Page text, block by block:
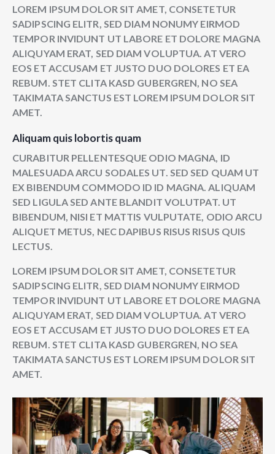
LOREM IPSUM DOLOR SIT AMET, CONSETETUR
SADIPSCING ELITR, SED DIAM NONUMY EIRMOD
TEMPOR INVIDUNT UT LABORE ET DOLORE MAGNA
ALIQUYAM ERAT, SED DIAM VOLUPTUA. AT VERO
EOS ET ACCUSAM ET JUSTO DUO DOLORES ET EA
REBUM. STET CLITA KASD GUBERGREN, NO SEA
TAKIMATA SANCTUS EST LOREM IPSUM DOLOR SIT
AMET.
Aliquam quis lobortis quam
CURABITUR PELLENTESQUE ODIO MAGNA, ID
MALESUADA ARCU SODALES UT. SED SED QUAM UT
EX BIBENDUM COMMODO ID ID MAGNA. ALIQUAM
SED LIGULA SED ANTE BLANDIT VOLUTPAT. UT
BIBENDUM, NISI ET MATTIS VULPUTATE, ODIO ARCU
ALIQUET METUS, NEC DAPIBUS RISUS RISUS QUIS
LECTUS.
LOREM IPSUM DOLOR SIT AMET, CONSETETUR
SADIPSCING ELITR, SED DIAM NONUMY EIRMOD
TEMPOR INVIDUNT UT LABORE ET DOLORE MAGNA
ALIQUYAM ERAT, SED DIAM VOLUPTUA. AT VERO
EOS ET ACCUSAM ET JUSTO DUO DOLORES ET EA
REBUM. STET CLITA KASD GUBERGREN, NO SEA
TAKIMATA SANCTUS EST LOREM IPSUM DOLOR SIT
AMET.